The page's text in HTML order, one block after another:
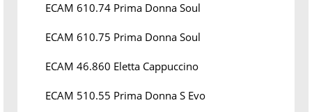
ECAM 610.74 Prima Donna Soul
ECAM 610.75 Prima Donna Soul
ECAM 46.860 Eletta Cappuccino
ECAM 510.55 Prima Donna S Evo